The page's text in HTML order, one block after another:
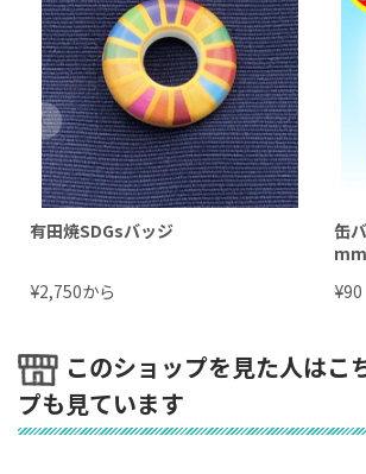
有田焼SDGsバッジ
¥2,750から
缶
mm
¥90
このショップを見た人はこ
プも見ています